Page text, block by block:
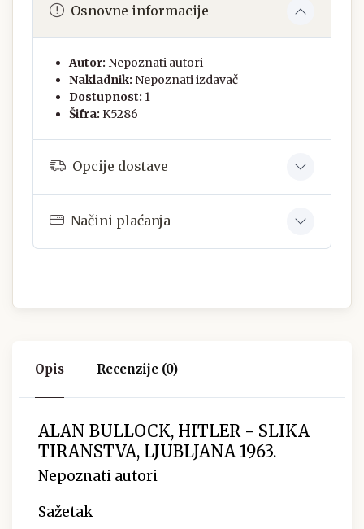
Osnovne informacije
Autor: Nepoznati autori
Nakladnik: Nepoznati izdavač
Dostupnost: 1
Šifra: K5286
Opcije dostave
Načini plaćanja
Opis Recenzije (0)
ALAN BULLOCK, HITLER - SLIKA
TIRANSTVA, LJUBLJANA 1963.
Nepoznati autori
Sažetak